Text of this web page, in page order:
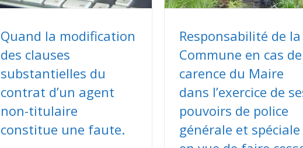
Quand la modification
des clauses
substantielles du
contrat d’un agent
non-titulaire
constitue une faute.
Responsabilité de la
Commune en cas de
carence du Maire
dans l’exercice de
pouvoirs de police
générale et spéciale